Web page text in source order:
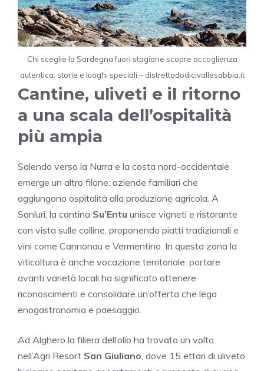
Chi sceglie la Sardegna fuori stagione scopre accoglienza
autentica: storie e luoghi speciali – distrettododicivallesabbia.it
Cantine, uliveti e il ritorno
a una scala dell’ospitalità
più ampia
Salendo verso la Nurra e la costa nord-occidentale
emerge un altro filone: aziende familiari che
aggiungono ospitalità alla produzione agricola. A
Sanluri, la cantina Su’Entu unisce vigneti e ristorante
con vista sulle colline, proponendo piatti tradizionali e
vini come Cannonau e Vermentino. In questa zona la
viticoltura è anche vocazione territoriale: portare
avanti varietà locali ha significato ottenere
riconoscimenti e consolidare un’offerta che lega
enogastronomia e paesaggio.
Ad Alghero la filiera dell’olio ha trovato un volto
nell’Agri Resort San Giuliano, dove 15 ettari di uliveto